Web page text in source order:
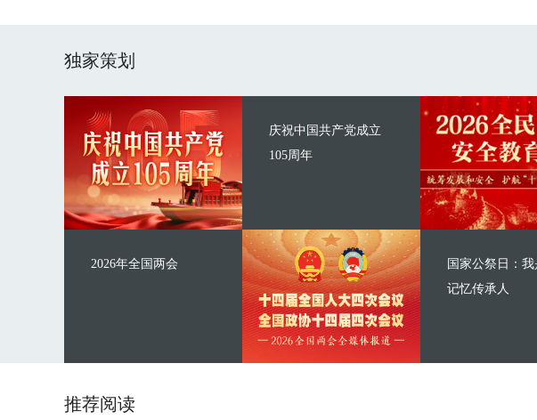
独家策划
庆祝中国共产党成立
105周年
2026年全国两会
国家公祭日：我
记忆传承人
推荐阅读